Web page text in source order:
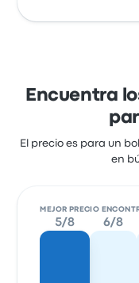
Encuentra
El precio es para un
en
MEJOR PRECIO
5/8 6/8